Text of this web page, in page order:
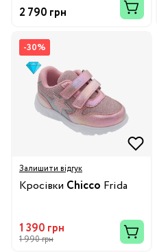
2 790 грн
-30%
Залишити відгук
Кросівки Chicco Frida
1 390 грн
1 990 грн